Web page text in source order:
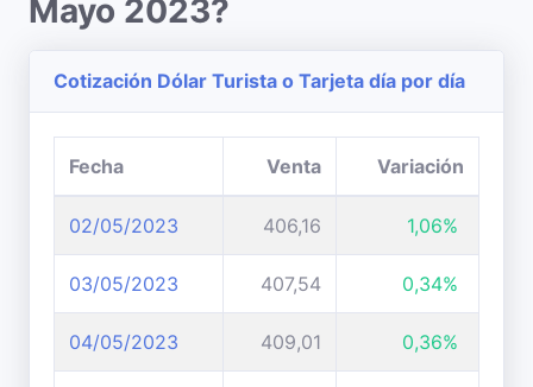
Mayo 2023?
Cotización Dólar Turista o Tarjeta día por día
Fecha Venta Variación
02/05/2023 406,16 1,06%
03/05/2023 407,54 0,34%
04/05/2023 409,01 0,36%